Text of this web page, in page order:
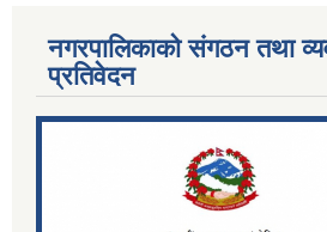
नगरपालिकाको संगठन तथा
प्रतिवेदन